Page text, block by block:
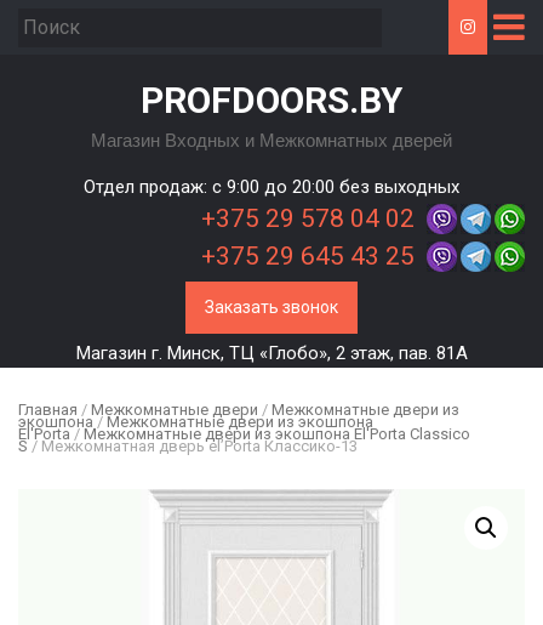
PROFDOORS.BY
Магазин Входных и Межкомнатных дверей
Отдел продаж: c 9:00 до 20:00 без выходных
+375 29 578 04 02
+375 29 645 43 25
Заказать звонок
Магазин г. Минск, ТЦ «Глобо», 2 этаж, пав. 81А
Главная / Межкомнатные двери / Межкомнатные двери из
экошпона / Межкомнатные двери из экошпона
El'Porta / Межкомнатные двери из экошпона El'Porta Classico
S / Межкомнатная дверь el’Porta Классико-13